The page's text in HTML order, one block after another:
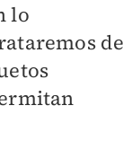
lo
de